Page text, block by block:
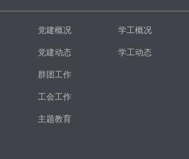
党建概况
党建动态
群团工作
工会工作
主题教育
学工概况
学工动态